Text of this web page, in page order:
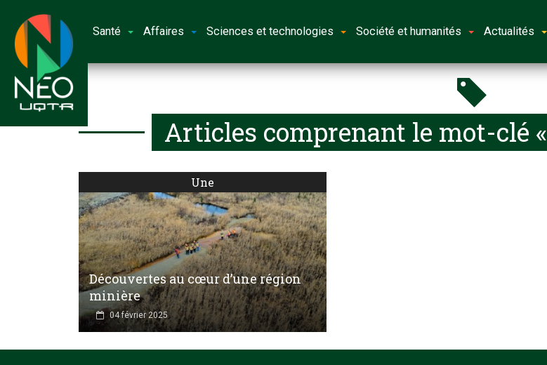
Santé Affaires Sciences et technologies Société et humanités Actualités
Articles comprenant le mot-clé «
Une
Découvertes au cœur d’une région
minière
04 février 2025